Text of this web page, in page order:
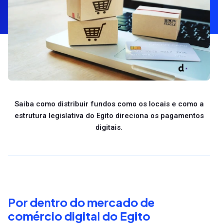
Saiba como distribuir fundos como os locais e como a
estrutura legislativa do Egito direciona os pagamentos
digitais.
Por dentro do mercado de
comércio digital do Egito